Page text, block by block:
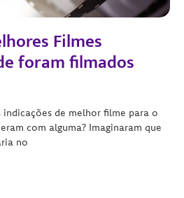
Filmes
foram filmados
indicações de melhor filme para o
com alguma? Imaginaram que
no